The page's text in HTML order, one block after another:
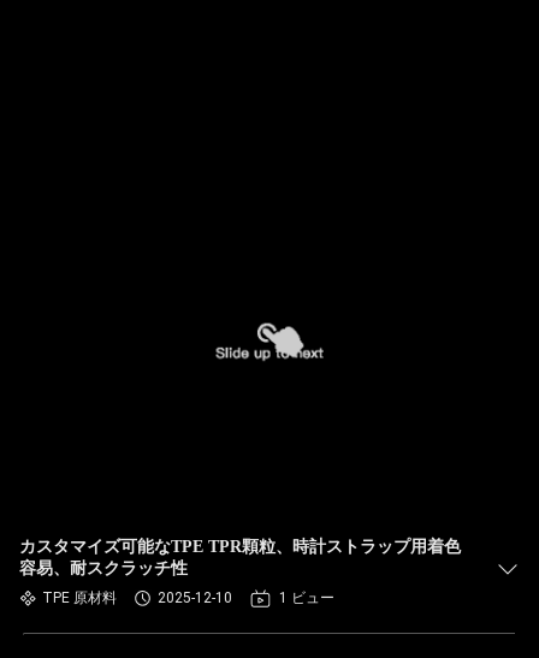
カスタマイズ可能なTPE TPR顆粒、時計ストラップ用着色
容易、耐スクラッチ性
TPE 原材料 2025-12-10 1 ビュー